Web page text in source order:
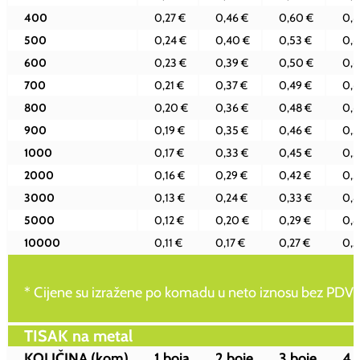
400
0,27 € 0,46 € 0,60 €
500
0,24 € 0,40 € 0,53 €
600
0,23 € 0,39 € 0,50 €
700
0,21 € 0,37 € 0,49 €
800
0,20 € 0,36 € 0,48 €
900
0,19 € 0,35 € 0,46 €
1000
0,17 € 0,33 € 0,45 €
2000
0,16 € 0,29 € 0,42 €
3000
0,13 € 0,24 € 0,33 €
5000
0,12 € 0,20 € 0,29 €
10000
0,11 € 0,17 € 0,27 €
* Cijene su izražene po komadu u neto iznosu bez
TISAK na metal